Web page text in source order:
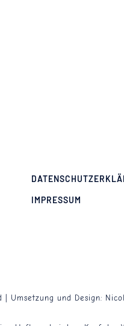
IMPRESSUM
Umsetzung und Design: